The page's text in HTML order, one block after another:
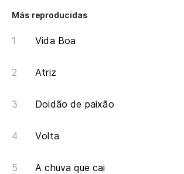
Más reproducidas
Vida Boa
Atriz
Doidão de paixão
Volta
A chuva que cai